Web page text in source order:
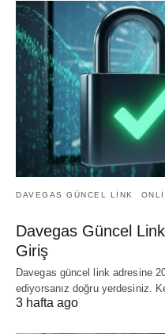
DAVEGAS GÜNCEL LINK
Davegas Güncel
Giriş
Davegas güncel link adresine
ediyorsanız doğru yerdesiniz.
3 hafta ago